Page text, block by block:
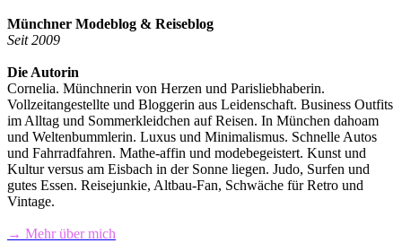
Münchner Modeblog & Reiseblog
Seit 2009
Die Autorin
Cornelia. Münchnerin von Herzen und Parisliebhaberin.
Vollzeitangestellte und Bloggerin aus Leidenschaft. Business Outfits
im Alltag und Sommerkleidchen auf Reisen. In München dahoam
und Weltenbummlerin. Luxus und Minimalismus. Schnelle Autos
und Fahrradfahren. Mathe-affin und modebegeistert. Kunst und
Kultur versus am Eisbach in der Sonne liegen. Judo, Surfen und
gutes Essen. Reisejunkie, Altbau-Fan, Schwäche für Retro und
Vintage.
→ Mehr über mich